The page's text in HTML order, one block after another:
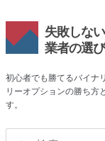
失敗しな
業者の選
初心者でも勝てるバイナ
リーオプションの勝ち方
す。